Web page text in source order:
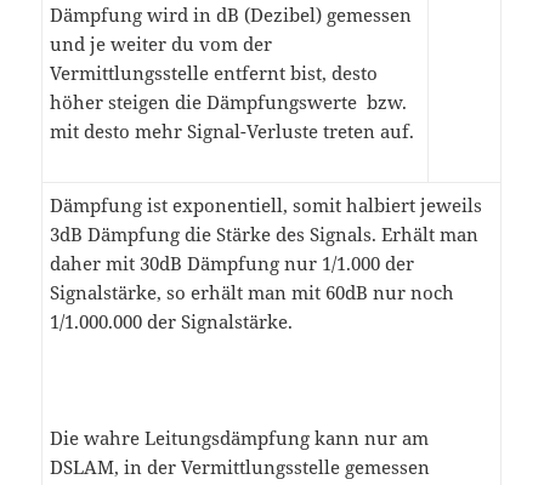
Dämpfung wird in dB (Dezibel) gemessen
und je weiter du vom der
Vermittlungsstelle entfernt bist, desto
höher steigen die Dämpfungswerte bzw.
mit desto mehr Signal-Verluste treten auf.
Dämpfung ist exponentiell, somit halbiert jeweils
3dB Dämpfung die Stärke des Signals. Erhält man
daher mit 30dB Dämpfung nur 1/1.000 der
Signalstärke, so erhält man mit 60dB nur noch
1/1.000.000 der Signalstärke.
Die wahre Leitungsdämpfung kann nur am
DSLAM, in der Vermittlungsstelle gemessen